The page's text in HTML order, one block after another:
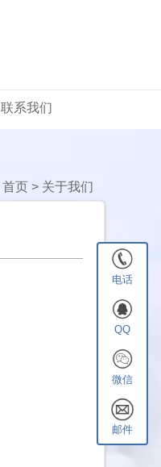
联系我们
首页 > 关于我们
电话
QQ
微信
邮件